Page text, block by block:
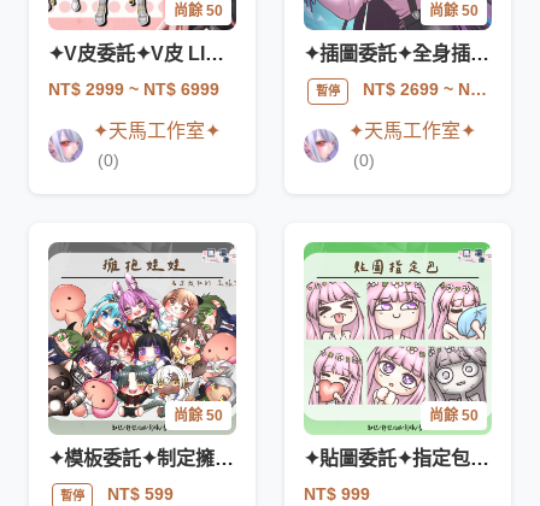
尚餘 50
✦V皮委託✦V皮 LIVE2D人物建模✦含售後服務✦
NT$ 2999 ~ NT$ 6999
✦天馬工作室✦
(0)
尚餘 50
✦插圖委託✦全身插圖-指定包✦含一次修改✦
暫停 NT$ 2699~ NT$ 4899
✦天馬工作室✦
(0)
尚餘 50
✦模板委託✦制定擁抱娃娃✦無修改✦
暫停 NT$ 599
尚餘 50
✦貼圖委託✦指定包-貼圖5張✦
NT$ 999